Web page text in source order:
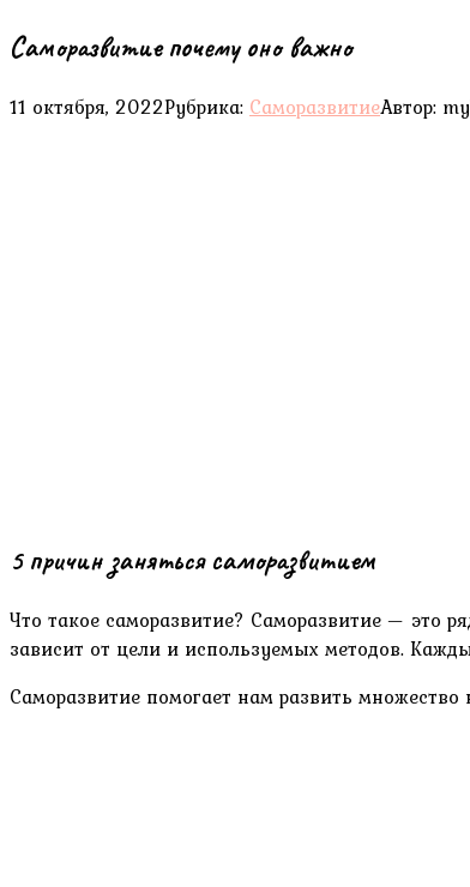
Саморазвитие почему оно важно
11 октября, 2022Рубрика: СаморазвитиеАвтор:
5 причин заняться саморазвитием
Что такое саморазвитие? Саморазвитие — это
зависит от цели и используемых методов.
Саморазвитие помогает нам развить множество